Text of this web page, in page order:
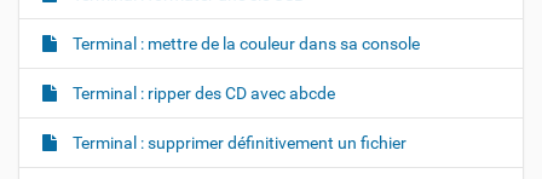
Terminal : mettre de la couleur dans sa console
Terminal : ripper des CD avec abcde
Terminal : supprimer définitivement un fichier